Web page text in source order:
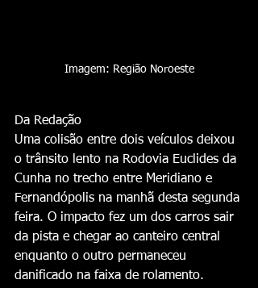
Imagem: Região Noroeste
Da Redação
Uma colisão entre dois veículos deixou
o trânsito lento na Rodovia Euclides da
Cunha no trecho entre Meridiano e
Fernandópolis na manhã desta segunda
feira. O impacto fez um dos carros sair
da pista e chegar ao canteiro central
enquanto o outro permaneceu
danificado na faixa de rolamento.